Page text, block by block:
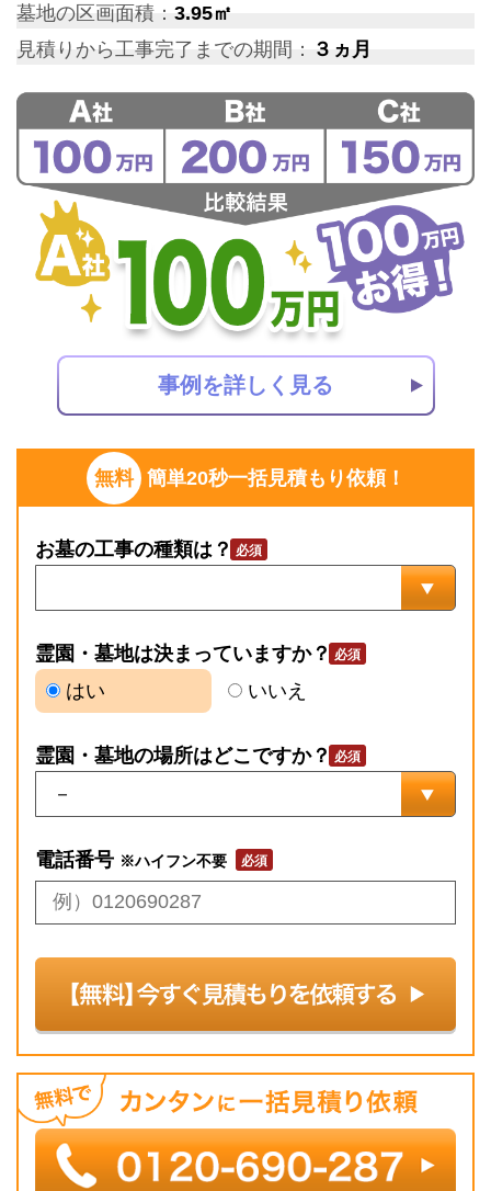
無料 簡単20秒一括見積もり依頼！
お墓の工事の種類は？
霊園・墓地は決まっていますか？
はい
いいえ
霊園・墓地の場所はどこですか？
電話番号 ※ハイフン不要
墓地の区画面積： 3.95㎡
見積りから工事完了までの期間： ３ヵ月
事例を詳しく見る